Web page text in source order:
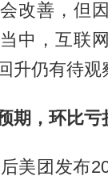
改善，但
中，互联
升仍有待观
期，环比亏
美团发布